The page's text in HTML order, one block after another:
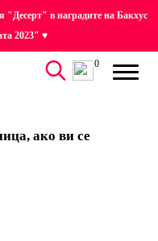
в наградите на Бакхус
2023" ♥
0
ако ви се